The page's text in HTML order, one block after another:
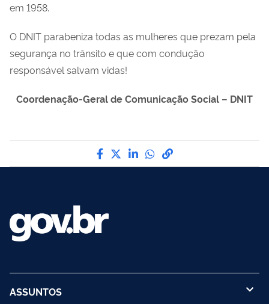
em 1958.
O DNIT parabeniza todas as mulheres que prezam pela
segurança no trânsito e que com condução
responsável salvam vidas!
Coordenação-Geral de Comunicação Social – DNIT
Compartilhe por Facebook
Compartilhe por Twitter
Compartilhe por
Compartilhe por
link para Copiar
ASSUNTOS